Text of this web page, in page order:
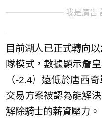
我是廣告
目前湖人已正式轉向
隊模式，數據顯示詹
（-2.4）遠低於唐西
交易方案被認為能解
解除騎士的薪資壓力。